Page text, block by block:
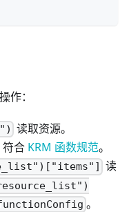
作：
读取资源。
符合 KRM 函数规范。
读
。